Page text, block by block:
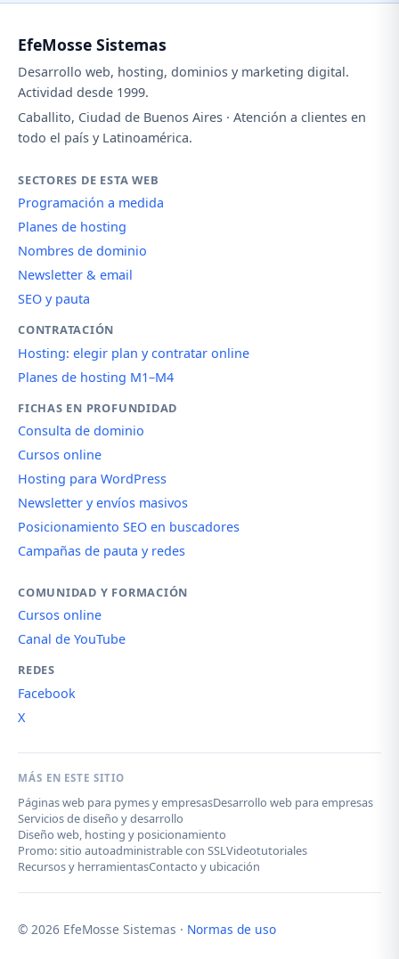
EfeMosse Sistemas
Desarrollo web, hosting, dominios y marketing digital.
Actividad desde 1999.
Caballito, Ciudad de Buenos Aires · Atención a clientes en
todo el país y Latinoamérica.
SECTORES DE ESTA WEB
Programación a medida
Planes de hosting
Nombres de dominio
Newsletter & email
SEO y pauta
CONTRATACIÓN
Hosting: elegir plan y contratar online
Planes de hosting M1–M4
FICHAS EN PROFUNDIDAD
Consulta de dominio
Cursos online
Hosting para WordPress
Newsletter y envíos masivos
Posicionamiento SEO en buscadores
Campañas de pauta y redes
COMUNIDAD Y FORMACIÓN
Cursos online
Canal de YouTube
REDES
Facebook
X
MÁS EN ESTE SITIO
Páginas web para pymes y empresasDesarrollo web para empresas
Servicios de diseño y desarrollo
Diseño web, hosting y posicionamiento
Promo: sitio autoadministrable con SSLVideotutoriales
Recursos y herramientasContacto y ubicación
© 2026 EfeMosse Sistemas · Normas de uso